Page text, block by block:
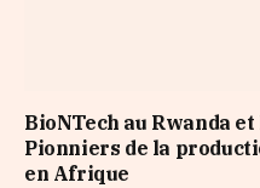
BioNTech au Rwanda
Pionniers de la
en Afrique